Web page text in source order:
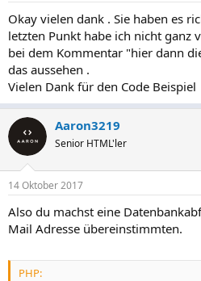
Okay vielen dank . Sie haben es
letzten Punkt habe ich nicht ganz
bei dem Kommentar "hier dann
das aussehen .
Vielen Dank für den Code Beispiel
Aaron3219
Senior HTML'ler
14 Oktober 2017
Also du machst eine
Mail Adresse übereinstimmten.
PHP: